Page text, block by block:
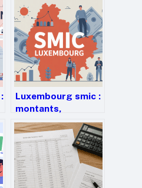
Luxembourg smic :
montants,
conditions et
réalités du salaire
minimum